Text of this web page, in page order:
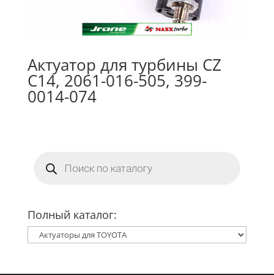
Актуатор для турбины CZ
C14, 2061-016-505, 399-
0014-074
товаров
Полный каталог: